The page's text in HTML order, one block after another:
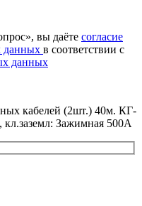
вы даёте согласие
данных в соответствии с
данных
кабелей (2шт.) 40м. КГ-
Зажимная 500А